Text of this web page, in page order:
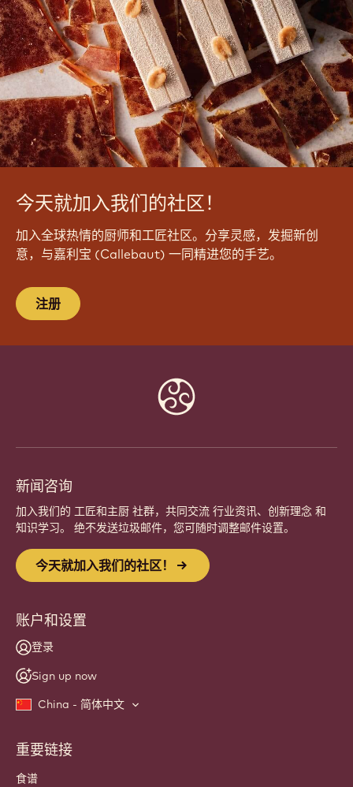
今天就加入我们的社区！
加入全球热情的厨师和工匠社区。分享灵感，发掘新创
意，与嘉利宝 (Callebaut) 一同精进您的手艺。
注册
新闻咨询
加入我们的 工匠和主厨 社群，共同交流 行业资讯、创新理念 和
知识学习。 绝不发送垃圾邮件，您可随时调整邮件设置。
今天就加入我们的社区！
账户和设置
登录
Sign up now
China - 简体中文
Footer
Callebaut
重要链接
食谱